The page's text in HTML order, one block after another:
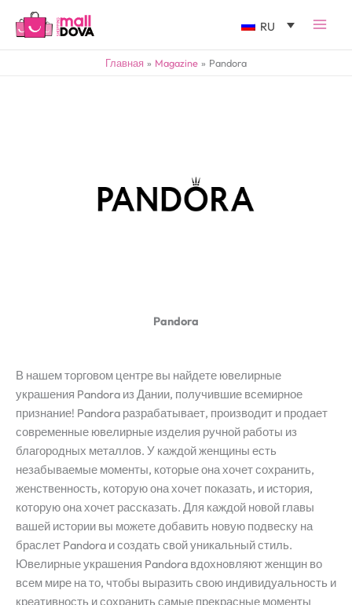
RU
Главная Magazine Pandora
Pandora
В нашем торговом центре вы найдете ювелирные
украшения Pandora из Дании, получившие всемирное
признание! Pandora разрабатывает, производит и продает
современные ювелирные изделия ручной работы из
благородных металлов. У каждой женщины есть
незабываемые моменты, которые она хочет сохранить,
женственность, которую она хочет показать, и история,
которую она хочет рассказать. Для каждой новой главы
вашей истории вы можете добавить новую подвеску на
браслет Pandora и создать свой уникальный стиль.
Ювелирные украшения Pandora вдохновляют женщин во
всем мире на то, чтобы выразить свою индивидуальность и
креативность и сохранить самые прекрасные моменты